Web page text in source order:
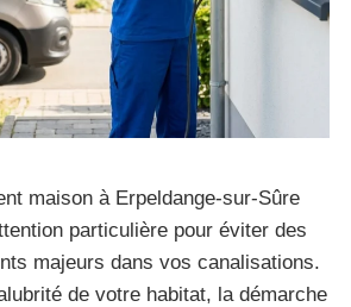
maison à Erpeldange-sur-Sûre
particulière pour éviter des
majeurs dans vos canalisations.
de votre habitat, la démarche